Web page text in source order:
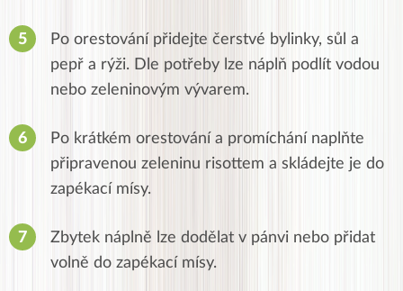
Po orestování přidejte čerstvé bylinky, sůl a
pepř a rýži. Dle potřeby lze náplň podlít vodou
nebo zeleninovým vývarem.
Po krátkém orestování a promíchání naplňte
připravenou zeleninu risottem a skládejte je do
zapékací mísy.
Zbytek náplně lze dodělat v pánvi nebo přidat
volně do zapékací mísy.